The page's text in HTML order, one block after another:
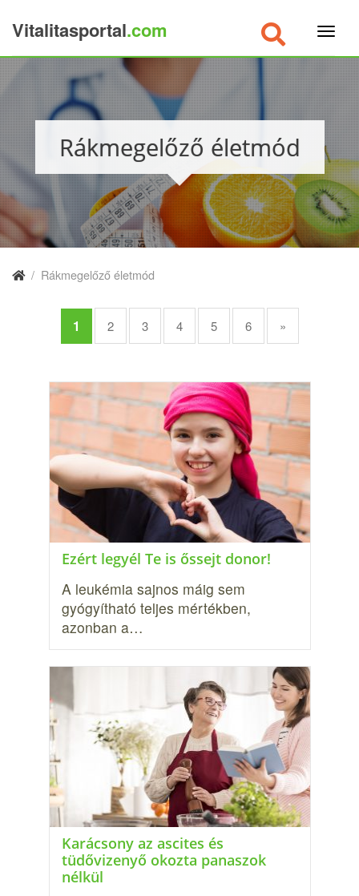
Vitalitasportal.com
Rákmegelőző életmód
/ Rákmegelőző életmód
1 2 3 4 5 6 »
Ezért legyél Te is őssejt donor!
A leukémia sajnos máig sem
gyógyítható teljes mértékben,
azonban a…
Karácsony az ascites és
tüdővizenyő okozta panaszok
nélkül
×